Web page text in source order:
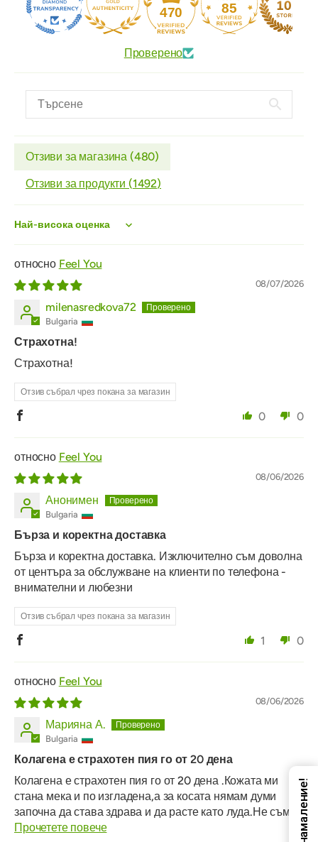
470 85
Проверено
Отзиви за магазина (480)
Отзиви за продукти (1492)
Sort by
Feel You
08/07/2026
milenasredkova72
Bulgaria
Страхотна!
Страхотна!
Отзив събрал чрез покана за магазин
0 0
Feel You
08/06/2026
Анонимен
Bulgaria
Бърза и коректна доставка
Бърза и коректна доставка. Изключително съм доволна
от центъра за обслужване на клиенти по телефона -
внимателни и любезни
Отзив събрал чрез покана за магазин
1 0
Feel You
08/06/2026
Марияна А.
Bulgaria
Колагена е страхотен пия го от 20 дена
Колагена е страхотен пия го от 20 дена .Кожата ми
стана мека и по изгладена,а за косата нямам думи
започна да става здрава и да расте като луда.Не съм...
Прочетете повече